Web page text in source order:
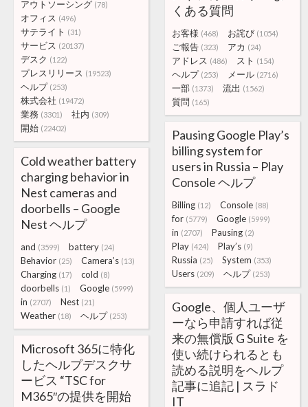
アウトソーシング (78)
オフィス (496)
サテライト (31)
サービス (20137)
デスク (122)
プレスリリース (19523)
ヘルプ (253)
株式会社 (19472)
業務 (3301) 社内 (309)
開始 (22402)
くある質問
お客様 (468) お詫び (1054)
ご報告 (323) アカ (24)
アドレス (486) スト (154)
ヘルプ (253) メール (2716)
一部 (1373) 流出 (1562)
質問 (165)
Pausing Google Play’s
billing system for
users in Russia – Play
Console ヘルプ
Billing (12) Console (88)
for (5779) Google (5999)
in (2707) Pausing (2)
Play (424) Play’s (9)
Russia (25) System (353)
Users (209) ヘルプ (253)
Cold weather battery
charging behavior in
Nest cameras and
doorbells – Google
Nest ヘルプ
and (3599) battery (24)
Behavior (25) Camera’s (13)
Charging (17) cold (8)
doorbells (1) Google (5999)
in (2707) Nest (21)
Weather (18) ヘルプ (253)
Google、個人ユーザ
ーなら申請すれば従
来の無償版 G Suite を
使い続けられるとも
読める説明をヘルプ
記事に追記 | スラド
IT
Microsoft 365に特化
したヘルプデスクサ
ービス “TSC for
M365″の提供を開始